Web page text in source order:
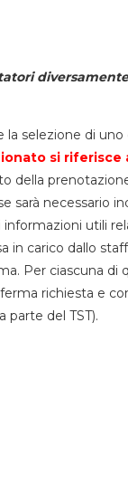
selezione di uno
si riferisce
della
sarà necessario
utili
in carico dallo
Per ciascuna di
richiesta e
parte del TST).